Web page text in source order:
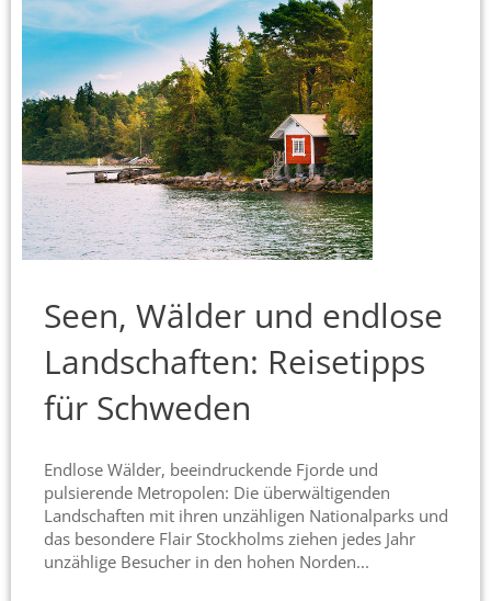
Seen, Wälder und endlose
Landschaften: Reisetipps
für Schweden
Endlose Wälder, beeindruckende Fjorde und
pulsierende Metropolen: Die überwältigenden
Landschaften mit ihren unzähligen Nationalparks und
das besondere Flair Stockholms ziehen jedes Jahr
unzählige Besucher in den hohen Norden...